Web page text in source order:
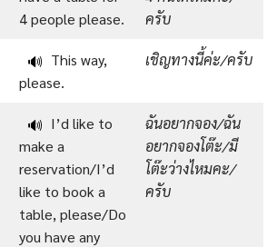
4 people please.
ครับ
🔊 This way,
please.
เชิญทางนี้ค่ะ/ครับ
🔊 I’d like to
make a
reservation/I’d
like to book a
table, please/Do
you have any
ฉันอยากจอง/ฉัน
อยากจองโต๊ะ/มี
โต๊ะว่างไหมคะ/
ครับ